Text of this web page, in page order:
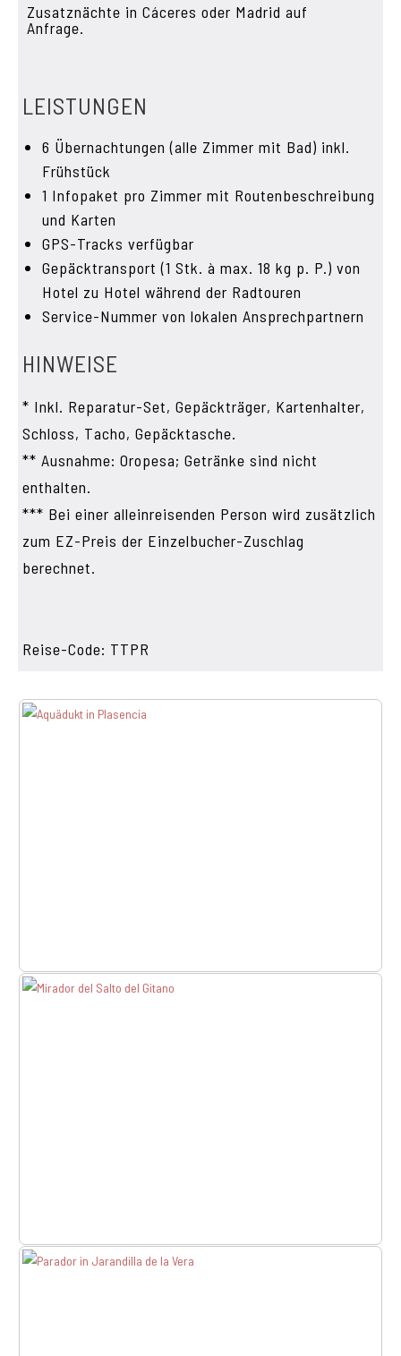
Zusatznächte in Cáceres oder Madrid auf
Anfrage.
LEISTUNGEN
6 Übernachtungen (alle Zimmer mit Bad) inkl.
Frühstück
1 Infopaket pro Zimmer mit Routenbeschreibung
und Karten
GPS-Tracks verfügbar
Gepäcktransport (1 Stk. à max. 18 kg p. P.) von
Hotel zu Hotel während der Radtouren
Service-Nummer von lokalen Ansprechpartnern
HINWEISE
* Inkl. Reparatur-Set, Gepäckträger, Kartenhalter,
Schloss, Tacho, Gepäcktasche.
** Ausnahme: Oropesa; Getränke sind nicht
enthalten.
*** Bei einer alleinreisenden Person wird zusätzlich
zum EZ-Preis der Einzelbucher-Zuschlag
berechnet.
Reise-Code: TTPR